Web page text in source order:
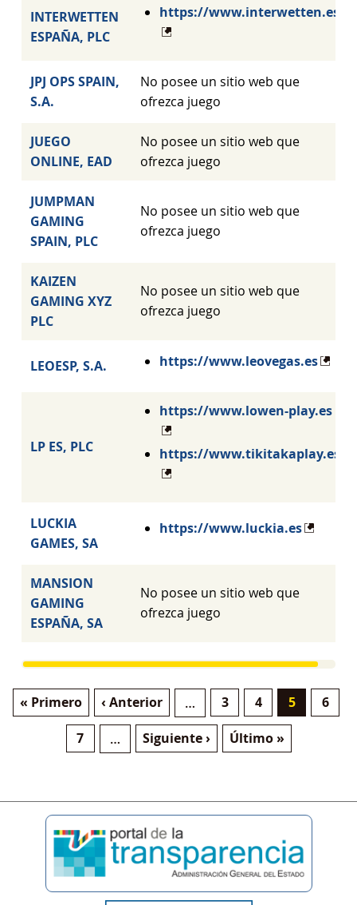
INTERWETTEN
ESPAÑA, PLC
https://www.interwetten.es
JPJ OPS SPAIN,
S.A.
No posee un sitio web que
ofrezca juego
JUEGO
ONLINE, EAD
No posee un sitio web que
ofrezca juego
JUMPMAN
GAMING
SPAIN, PLC
No posee un sitio web que
ofrezca juego
KAIZEN
GAMING XYZ
PLC
No posee un sitio web que
ofrezca juego
LEOESP, S.A. https://www.leovegas.es
LP ES, PLC
https://www.lowen-play.es
https://www.tikitakaplay.es
LUCKIA
GAMES, SA
https://www.luckia.es
MANSION
GAMING
ESPAÑA, SA
No posee un sitio web que
ofrezca juego
Primera pàgina
« Primero Pàgina anterior
‹ Anterior … Pàgina
3 Pàgina
4 Pàgina
5
6
Pàgina
7 … Pàgina següent
Siguiente › Última pàgina
Último »